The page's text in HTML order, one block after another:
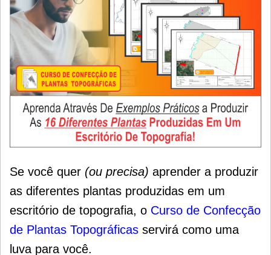
Se você quer (ou precisa) aprender a produzir
as diferentes plantas produzidas em um
escritório de topografia, o Curso de Confecção
de Plantas Topográficas servirá como uma
luva para você.